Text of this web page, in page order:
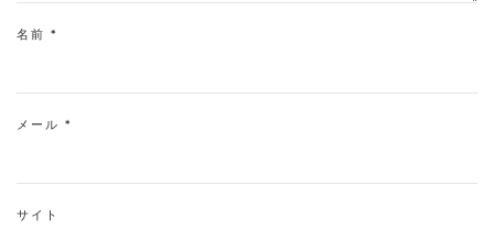
名前 *
メール *
サイト